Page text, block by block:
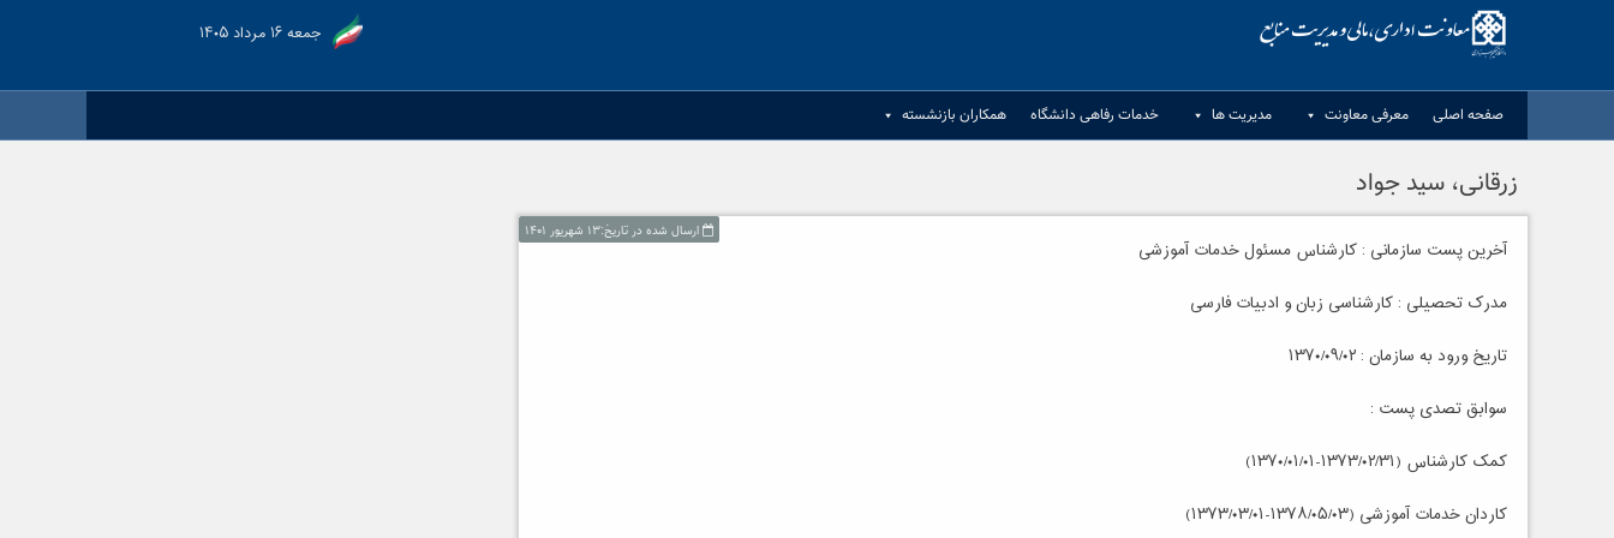
جمعه ۱۶ مرداد ۱۴۰۵
صفحه اصلی معرفی معاونت مدیریت ها خدمات رفاهی دانشگاه همکاران بازنشسته
زرقانی، سید جواد
ارسال شده در تاریخ:۱۳ شهریور ۱۴۰۱
آخرین پست سازمانی : کارشناس مسئول خدمات آموزشی
مدرک تحصیلی : کارشناسی زبان و ادبیات فارسی
تاریخ ورود به سازمان : ۱۳۷۰/۰۹/۰۲
سوابق تصدی پست :
کمک کارشناس (۱۳۷۳/۰۲/۳۱-۱۳۷۰/۰۱/۰۱)
کاردان خدمات آموزشی (۱۳۷۸/۰۵/۰۳-۱۳۷۳/۰۳/۰۱)